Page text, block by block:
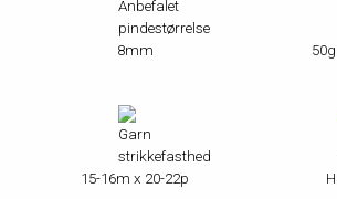
8mm
15-16m x 20-22p